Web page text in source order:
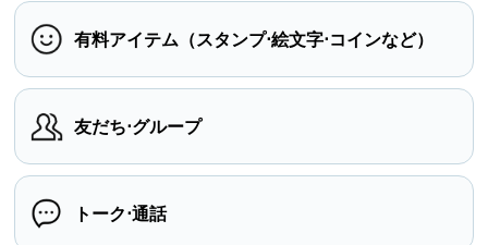
有料アイテム（スタンプ⋅絵文字⋅コインなど）
友だち⋅グループ
トーク⋅通話